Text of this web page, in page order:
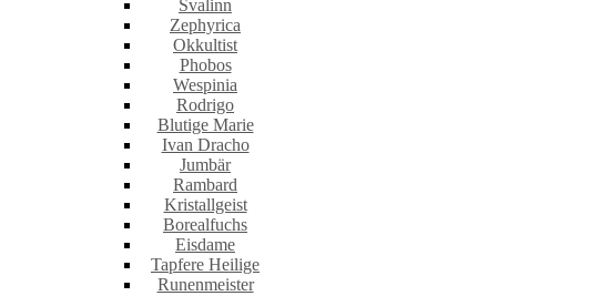
Svalinn
Zephyrica
Okkultist
Phobos
Wespinia
Rodrigo
Blutige Marie
Ivan Dracho
Jumbär
Rambard
Kristallgeist
Borealfuchs
Eisdame
Tapfere Heilige
Runenmeister